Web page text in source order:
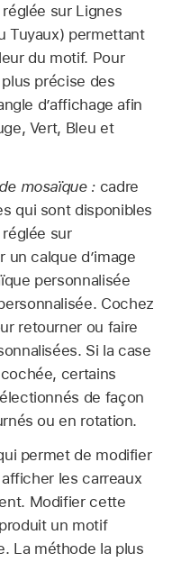
sur Lignes
Tuyaux) permettant
du motif. Pour
précise des
d’affichage afin
Vert, Bleu et
mosaïque :cadre
qui sont disponibles
sur
un calque dʼimage
personnalisée
Cochez
retourner ou faire
Si la case
certains
de façon
ou en rotation.
permet de modifier
les carreaux
Modifier cette
un motif
La méthode la plus